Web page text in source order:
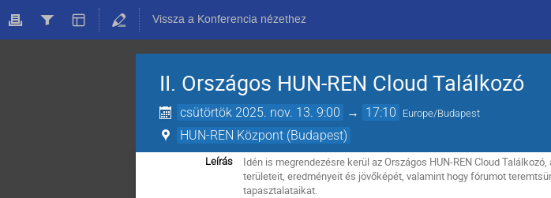
Vissza a Konferencia nézethez
II. Országos HUN-REN Cloud Találkozó
csütörtök 2025. nov. 13. 9:00 → 17:10 Europe/Budapest
HUN-REN Központ (Budapest)
Leírás
Idén is megrendezésre kerül az Országos HUN-REN Cloud
területeit, eredményeit és jövőképét, valamint hogy fórumot
tapasztalataikat.